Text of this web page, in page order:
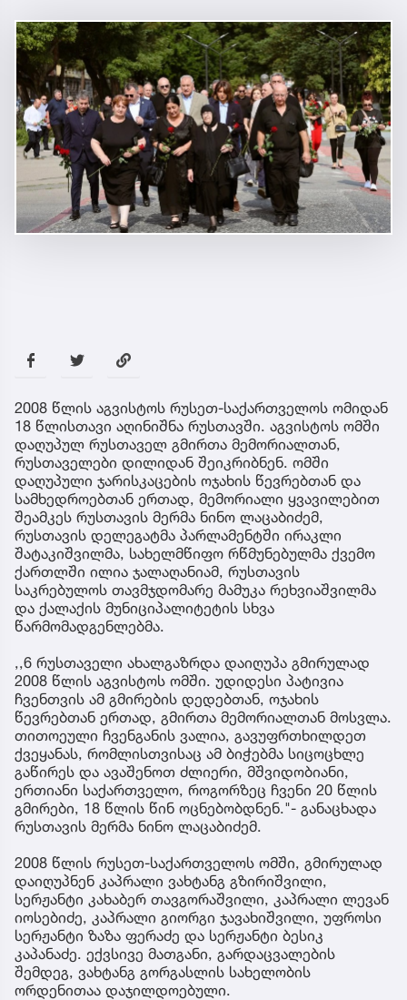
2008 წლის აგვისტოს რუსეთ-საქართველოს ომიდან
18 წლისთავი აღინიშნა რუსთავში. აგვისტოს ომში
დაღუპულ რუსთაველ გმირთა მემორიალთან,
რუსთაველები დილიდან შეიკრიბნენ. ომში
დაღუპული ჯარისკაცების ოჯახის წევრებთან და
სამხედროებთან ერთად, მემორიალი ყვავილებით
შეამკეს რუსთავის მერმა ნინო ლაცაბიძემ,
რუსთავის დელეგატმა პარლამენტში ირაკლი
შატაკიშვილმა, სახელმწიფო რწმუნებულმა ქვემო
ქართლში ილია ჯალაღანიამ, რუსთავის
საკრებულოს თავმჯდომარე მამუკა რეხვიაშვილმა
და ქალაქის მუნიციპალიტეტის სხვა
წარმომადგენლებმა.
,,6 რუსთაველი ახალგაზრდა დაიღუპა გმირულად
2008 წლის აგვისტოს ომში. უდიდესი პატივია
ჩვენთვის ამ გმირების დედებთან, ოჯახის
წევრებთან ერთად, გმირთა მემორიალთან მოსვლა.
თითოეული ჩვენგანის ვალია, გავუფრთხილდეთ
ქვეყანას, რომლისთვისაც ამ ბიჭებმა სიცოცხლე
გაწირეს და ავაშენოთ ძლიერი, მშვიდობიანი,
ერთიანი საქართველო, როგორზეც ჩვენი 20 წლის
გმირები, 18 წლის წინ ოცნებობდნენ."- განაცხადა
რუსთავის მერმა ნინო ლაცაბიძემ.
2008 წლის რუსეთ-საქართველოს ომში, გმირულად
დაიღუპნენ კაპრალი ვახტანგ გზირიშვილი,
სერჟანტი კახაბერ თავგორაშვილი, კაპრალი ლევან
იოსებიძე, კაპრალი გიორგი ჯავახიშვილი, უფროსი
სერჟანტი ზაზა ფერაძე და სერჟანტი ბესიკ
კაპანაძე. ექვსივე მათგანი, გარდაცვალების
შემდეგ, ვახტანგ გორგასლის სახელობის
ორდენითაა დაჯილდოებული.